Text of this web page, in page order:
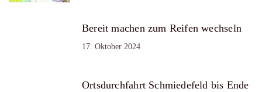
Bereit machen zum Reifen wechseln
17. Oktober 2024
Ortsdurchfahrt Schmiedefeld bis Ende